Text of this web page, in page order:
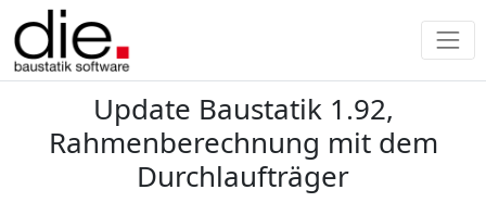
Update Baustatik 1.92,
Rahmenberechnung mit dem
Durchlaufträger